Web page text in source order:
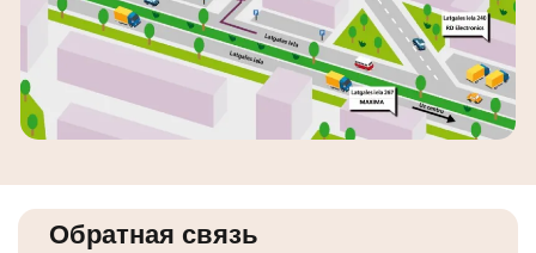
Обратная связь